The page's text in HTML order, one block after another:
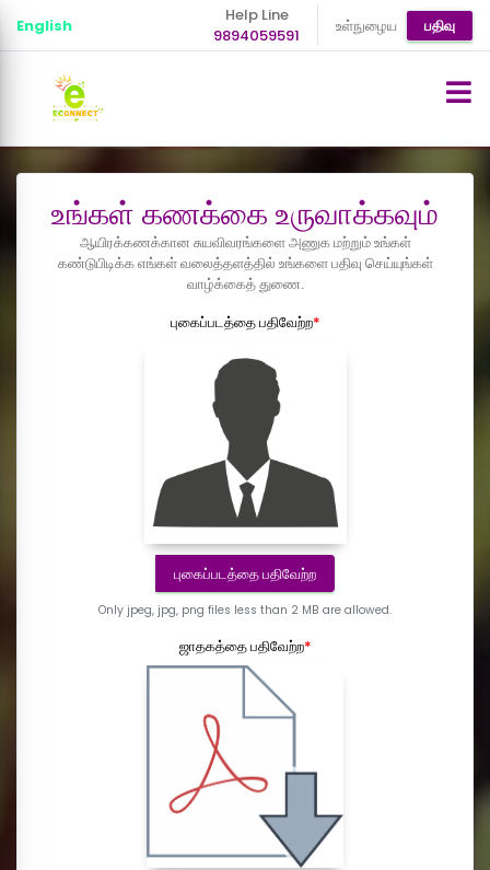
English
Help Line
9894059591
உள்நுழைய பதிவு
உங்கள் கணக்கை உருவாக்கவும்
ஆயிரக்கணக்கான சுயவிவரங்களை அணுக மற்றும் உங்கள்
கண்டுபிடிக்க எங்கள் வலைத்தளத்தில் உங்களை பதிவு செய்யுங்கள்
வாழ்க்கைத் துணை.
புகைப்படத்தை பதிவேற்ற*
புகைப்படத்தை பதிவேற்ற
Only jpeg, jpg, png files less than 2 MB are allowed.
ஜாதகத்தை பதிவேற்ற*